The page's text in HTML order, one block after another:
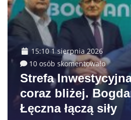
15:10 1 sierpnia 2026
10 osób skomentowało
Strefa
coraz bliżej.
Łęczna łączą siły